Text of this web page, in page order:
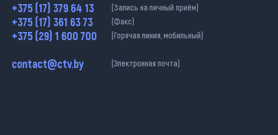
+375 (17) 379 64 13 (Запись на личный приём)
+375 (17) 361 63 73 (Факс)
+375 (29) 1 600 700 (Горячая линия, мобильный)
contact@ctv.by (Электронная почта)